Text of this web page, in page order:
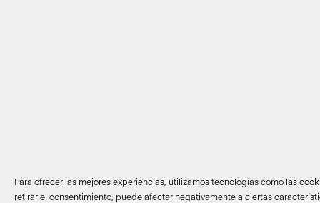
Para ofrecer las mejores experiencias, utilizamos tecnologías como las
retirar el consentimiento, puede afectar negativamente a ciertas